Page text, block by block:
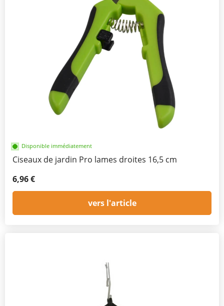
Disponible immédiatement
Ciseaux de jardin Pro lames droites 16,5 cm
6,96 €
vers l'article